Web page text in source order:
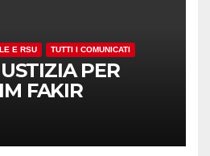
E RSU TUTTI I COMUNICATI
PER
FAKIR